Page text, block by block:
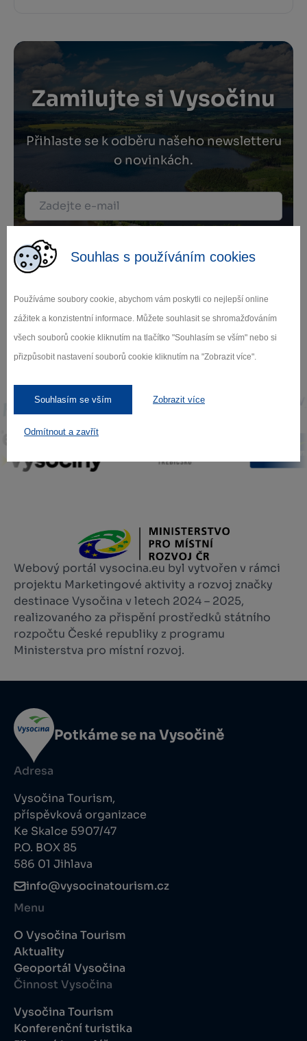
Souhlas s používáním cookies
Používáme soubory cookie, abychom vám poskytli co nejlepší online
zážitek a konzistentní informace. Můžete souhlasit se shromažďováním
všech souborů cookie kliknutím na tlačítko "Souhlasím se vším" nebo si
přizpůsobit nastavení souborů cookie kliknutím na "Zobrazit více".
Souhlasím se vším Zobrazit více
Odmítnout a zavřít
Zamilujte si Vysočinu
Přihlaste se k odběru našeho newsletteru
o novinkách.
Odebírat
Naši partneři
Webový portál vysocina.eu byl vytvořen v rámci
projektu Marketingové aktivity a rozvoj značky
destinace Vysočina v letech 2024 – 2025,
realizovaného za přispění prostředků státního
rozpočtu České republiky z programu
Ministerstva pro místní rozvoj.
Potkáme se na Vysočině
Adresa
Vysočina Tourism,
příspěvková organizace
Ke Skalce 5907/47
P.O. BOX 85
586 01 Jihlava
info@vysocinatourism.cz
Menu
O Vysočina Tourism
Aktuality
Geoportál Vysočina
Činnost Vysočina
Vysočina Tourism
Konferenční turistika